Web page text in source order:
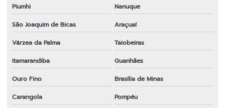
Piumhi
Nanuque
São Joaquim de Bicas
Araçuaí
Várzea da Palma
Taiobeiras
Itamarandiba
Guanhães
Ouro Fino
Brasília de Minas
Carangola
Pompéu